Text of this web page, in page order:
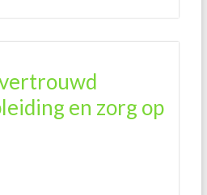
en zorg op